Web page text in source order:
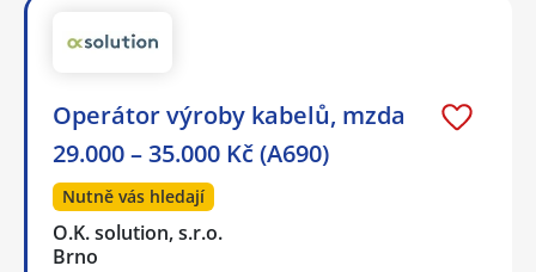
Operátor výroby kabelů, mzda
29.000 – 35.000 Kč (A690)
Nutně vás hledají
O.K. solution, s.r.o.
Brno